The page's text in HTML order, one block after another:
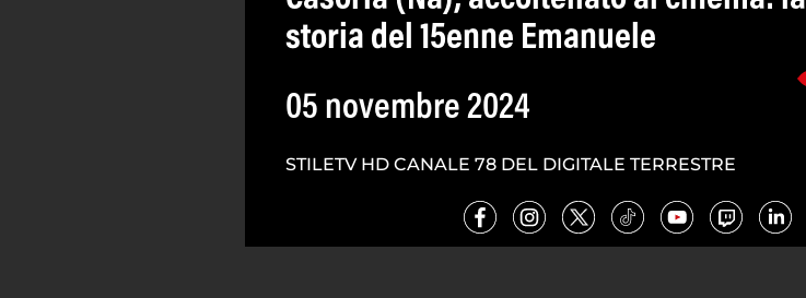
storia del 15enne Emanuele
05 novembre 2024
STILETV HD CANALE 78 DEL DIGITALE TERRESTRE